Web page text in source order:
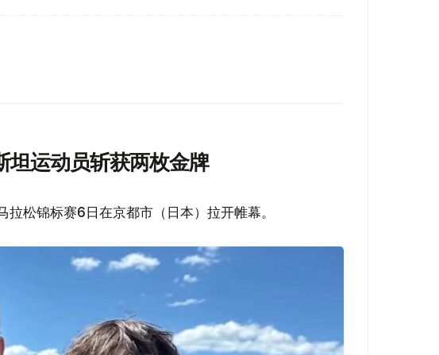
坦运动员斩获两枚金牌
松锦标赛6日在京都市（日本）拉开帷幕。